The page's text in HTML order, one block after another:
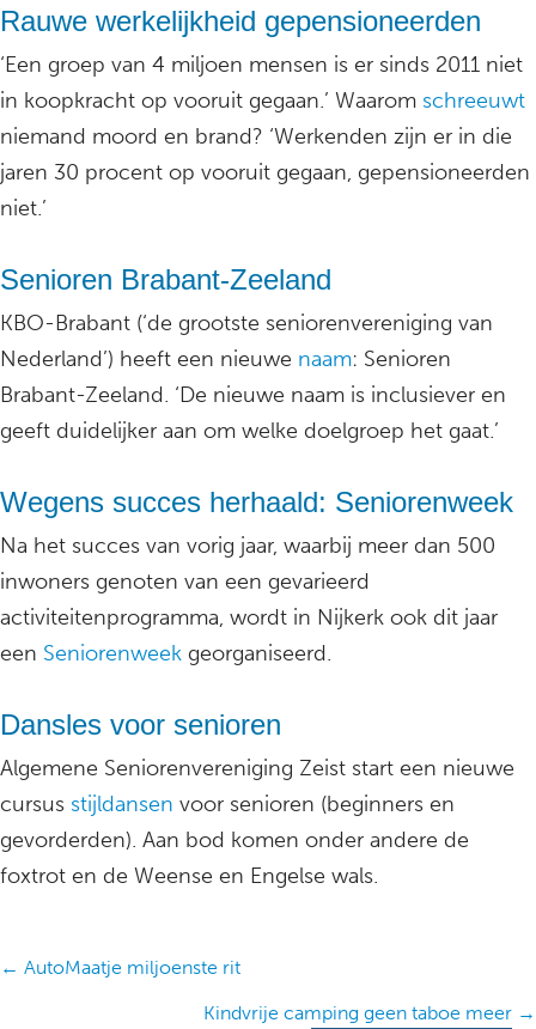
Rauwe werkelijkheid gepensioneerden
‘Een groep van 4 miljoen mensen is er sinds 2011 niet
in koopkracht op vooruit gegaan.’ Waarom schreeuwt
niemand moord en brand? ‘Werkenden zijn er in die
jaren 30 procent op vooruit gegaan, gepensioneerden
niet.’
Senioren Brabant-Zeeland
KBO-Brabant (‘de grootste seniorenvereniging van
Nederland’) heeft een nieuwe naam: Senioren
Brabant-Zeeland. ‘De nieuwe naam is inclusiever en
geeft duidelijker aan om welke doelgroep het gaat.’
Wegens succes herhaald: Seniorenweek
Na het succes van vorig jaar, waarbij meer dan 500
inwoners genoten van een gevarieerd
activiteitenprogramma, wordt in Nijkerk ook dit jaar
een Seniorenweek georganiseerd.
Dansles voor senioren
Algemene Seniorenvereniging Zeist start een nieuwe
cursus stijldansen voor senioren (beginners en
gevorderden). Aan bod komen onder andere de
foxtrot en de Weense en Engelse wals.
Posts
← AutoMaatje miljoenste rit
Kindvrije camping geen taboe meer →